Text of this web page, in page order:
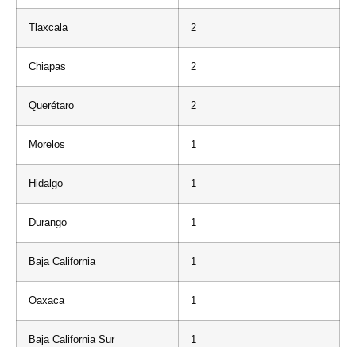
Tlaxcala 2
Chiapas 2
Querétaro 2
Morelos 1
Hidalgo 1
Durango 1
Baja California 1
Oaxaca 1
Baja California Sur 1